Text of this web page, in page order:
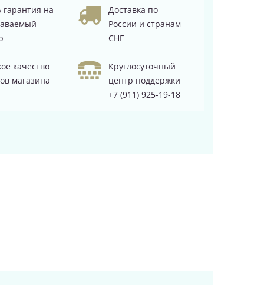
гарантия на
Доставка по
России и странам
СНГ
качество
магазина
Круглосуточный
центр поддержки
+7 (911) 925-19-18